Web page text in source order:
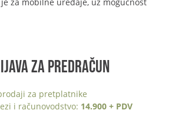
ZA PREDRAČUN
za pretplatnike
i računovodstvo: 14.900 + PDV